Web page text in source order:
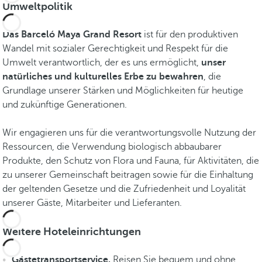
Umweltpolitik
Das Barceló Maya Grand Resort ist für den produktiven
Wandel mit sozialer Gerechtigkeit und Respekt für die
Umwelt verantwortlich, der es uns ermöglicht, unser
natürliches und kulturelles Erbe zu bewahren, die
Grundlage unserer Stärken und Möglichkeiten für heutige
und zukünftige Generationen.
Wir engagieren uns für die verantwortungsvolle Nutzung der
Ressourcen, die Verwendung biologisch abbaubarer
Produkte, den Schutz von Flora und Fauna, für Aktivitäten, die
zu unserer Gemeinschaft beitragen sowie für die Einhaltung
der geltenden Gesetze und die Zufriedenheit und Loyalität
unserer Gäste, Mitarbeiter und Lieferanten.
Weitere Hoteleinrichtungen
Gästetransportservice. Reisen Sie bequem und ohne
M
y
t
n
S